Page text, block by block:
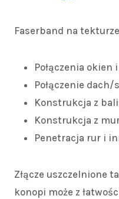
risks before you
now.
Faserband na
Połączenia okien
Połączenie
Konstrukcja z
Konstrukcja z
Penetracja rur i
Złącze uszczelnione
konopi może z